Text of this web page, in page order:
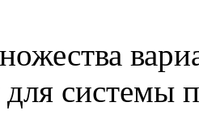
для системы